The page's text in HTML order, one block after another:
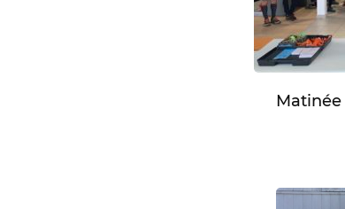
Matinée